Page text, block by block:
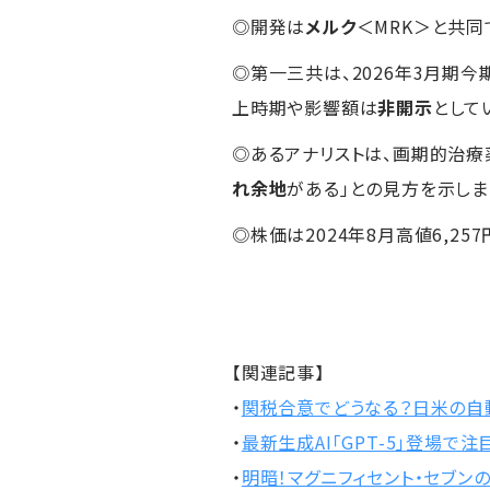
◎開発はメルク＜MRK＞と共同
◎第一三共は、2026年3月期今
上時期や影響額は非開示として
◎あるアナリストは、画期的治
れ余地がある」との見方を示し
◎株価は2024年8月高値6,257
【関連記事】
・関税合意でどうなる？日米の
・最新生成AI「GPT-5」登場で
・明暗！マグニフィセント・セブン